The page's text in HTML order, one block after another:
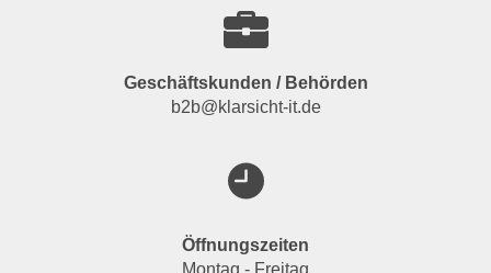
Geschäftskunden / Behörden
b2b@klarsicht-it.de
Öffnungszeiten